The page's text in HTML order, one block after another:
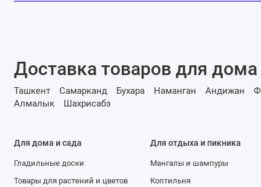
Доставка товаров для дома
Ташкент Самарканд Бухара Наманган Андижан
Алмалык
Шахрисабз
Для дома и сада
Гладильные доски
Товары для растений и цветов
Для отдыха и пикника
Мангалы и шампуры
Коптильня